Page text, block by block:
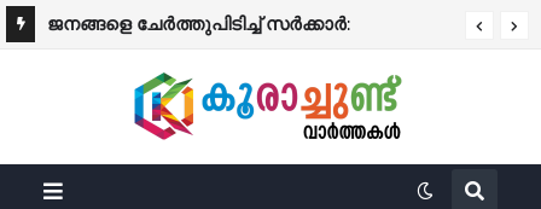
​ജനങ്ങളെ ചേർത്തുപിടിച്ച് സർക്കാർ:
ധനസഹായ പ്രഖ്യാപനം!
ഇൻഷുറൻസ് ഇല്ലാത്ത വാഹനങ്ങൾക്കെതിരെ